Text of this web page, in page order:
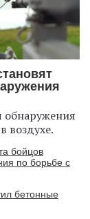
обнаружения
воздухе.
бойцов
по борьбе с
бетонные